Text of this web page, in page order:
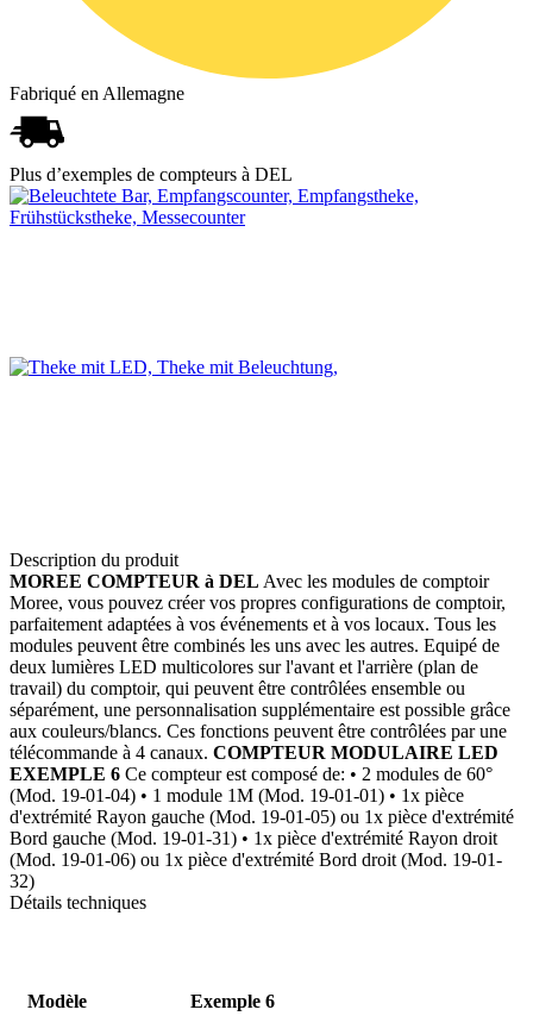
Fabriqué en Allemagne
Plus d’exemples de compteurs à DEL
Description du produit
MOREE COMPTEUR à DEL Avec les modules de comptoir
Moree, vous pouvez créer vos propres configurations de comptoir,
parfaitement adaptées à vos événements et à vos locaux. Tous les
modules peuvent être combinés les uns avec les autres. Equipé de
deux lumières LED multicolores sur l'avant et l'arrière (plan de
travail) du comptoir, qui peuvent être contrôlées ensemble ou
séparément, une personnalisation supplémentaire est possible grâce
aux couleurs/blancs. Ces fonctions peuvent être contrôlées par une
télécommande à 4 canaux. COMPTEUR MODULAIRE LED
EXEMPLE 6 Ce compteur est composé de: • 2 modules de 60°
(Mod. 19-01-04) • 1 module 1M (Mod. 19-01-01) • 1x pièce
d'extrémité Rayon gauche (Mod. 19-01-05) ou 1x pièce d'extrémité
Bord gauche (Mod. 19-01-31) • 1x pièce d'extrémité Rayon droit
(Mod. 19-01-06) ou 1x pièce d'extrémité Bord droit (Mod. 19-01-
32)
Détails techniques
Modèle Exemple 6